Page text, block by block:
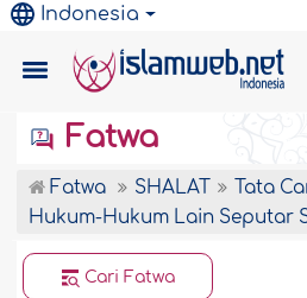
Indonesia
Fatwa
Fatwa SHALAT
Tata
Hukum-Hukum Lain Seputar
Cari Fatwa